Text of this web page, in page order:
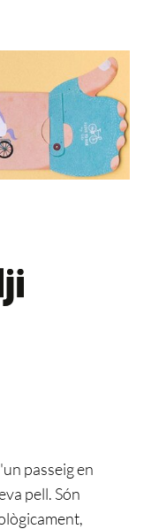
passeig en
pell. Són